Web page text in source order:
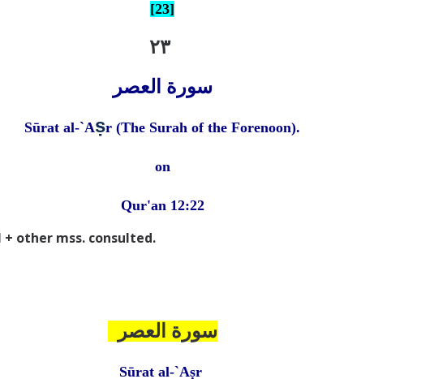
[23]
۲۳
سورة العصر
Sūrat al-`Aṣr (The Surah of the Forenoon).
on
Qur'an 12:22
other mss. consulted.
سورة العصر
Sūrat al-`Aṣr